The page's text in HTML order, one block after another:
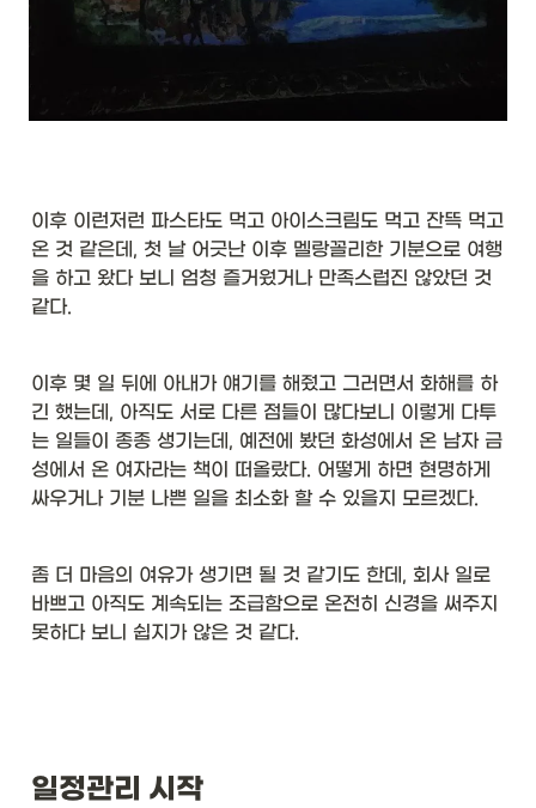
이후 이런저런 파스타도 먹고 아이스크림도 먹고 잔뜩 먹고
온 것 같은데, 첫 날 어긋난 이후 멜랑꼴리한 기분으로 여행
을 하고 왔다 보니 엄청 즐거웠거나 만족스럽진 않았던 것
같다.
이후 몇 일 뒤에 아내가 얘기를 해줬고 그러면서 화해를 하
긴 했는데, 아직도 서로 다른 점들이 많다보니 이렇게 다투
는 일들이 종종 생기는데, 예전에 봤던 화성에서 온 남자 금
성에서 온 여자라는 책이 떠올랐다. 어떻게 하면 현명하게
싸우거나 기분 나쁜 일을 최소화 할 수 있을지 모르겠다.
좀 더 마음의 여유가 생기면 될 것 같기도 한데, 회사 일로
바쁘고 아직도 계속되는 조급함으로 온전히 신경을 써주지
못하다 보니 쉽지가 않은 것 같다.
일정관리 시작